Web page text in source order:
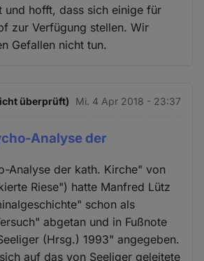
und hofft, dass sich einige für
zur Verfügung stellen. Wir
Gefallen nicht tun.
überprüft) Mi. 4 Apr 2018 - 23:37
Analyse der
Analyse der kath. Kirche" von
Riese") hatte Manfred Lütz
schon als
abgetan und in Fußnote
(Hrsg.) 1993" angegeben.
auf das von Seeliger geleitete